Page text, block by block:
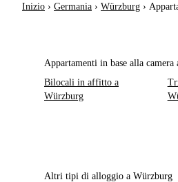
Inizio › Germania › Würzburg ›
Appartamenti in base alla camera
Bilocali in affitto a
Würzburg
Altri tipi di alloggio a Würzburg